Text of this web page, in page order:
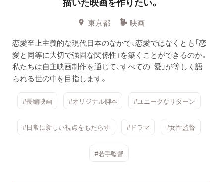
東京都
映画
恋愛至上主義的な現代日本のなかで、恋愛ではなくとも「恋
愛と同等に大切で強固な関係性」を築くことができるのか。
私たちは自主映画制作を通じて、すべての「愛」が等しく語
られる世の中を目指します。
#長編映画 #オリジナル脚本 #ユニークなリターン
#日常に新しい視点をもたらす #ドラマ #女性監督
#若手監督